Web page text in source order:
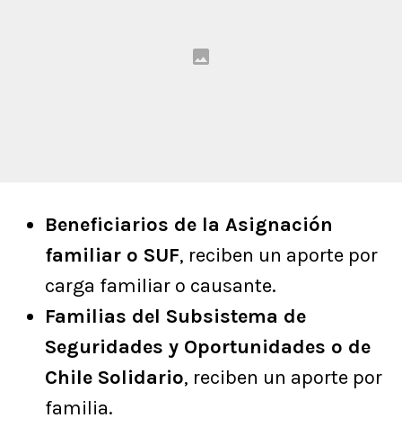
Beneficiarios de la Asignación
familiar o SUF, reciben un aporte por
carga familiar o causante.
Familias del Subsistema de
Seguridades y Oportunidades o de
Chile Solidario, reciben un aporte por
familia.